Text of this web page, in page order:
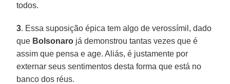
todos.
3. Essa suposição épica tem algo de verossímil, dado
que Bolsonaro já demonstrou tantas vezes que é
assim que pensa e age. Aliás, é justamente por
externar seus sentimentos desta forma que está no
banco dos réus.